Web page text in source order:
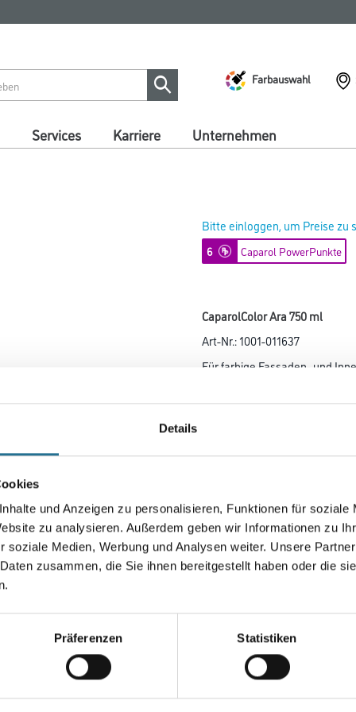
Details
und Anzeigen zu personalisieren, Funktionen für soziale
zu analysieren. Außerdem geben wir Informationen zu
soziale Medien, Werbung und Analysen weiter. Unsere
zusammen, die Sie ihnen bereitgestellt haben oder die
Präferenzen Statistiken
Farbauswahl
Services Karriere Unternehmen
Bitte einloggen, um Preise zu
6 Caparol PowerPunkte
CaparolColor Ara 750 ml
Art-Nr.:1001-011637
Für farbige Fassaden- und
Plastiken und